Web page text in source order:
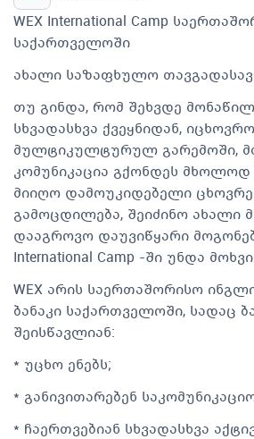
WEX International Camp
საქართველოში
ახალი საზაფხულო
თუ გინდა, რომ შეხვდე
სხვადასხვა ქვეყნიდან, იცხოვრო
მულტიკულტურულ გარემოში,
კომუნიკაცია გქონდეს
მიიღო დამოუკიდებელი
გამოცდილება, შეიძინო ახალი
დააგროვო დაუვიწყარი
International Camp -ში უნდა
WEX არის საერთაშორისო
ბანაკი საქართველოში, სადაც
შეისწავლიან:
* უცხო ენებს;
* განივითარებენ
* ჩაერთვებიან სხვადასხვა